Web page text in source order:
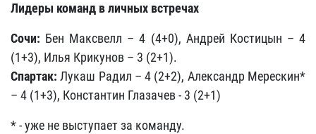
Лидеры команд в личных встречах
Сочи: Бен Максвелл – 4 (4+0), Андрей Костицын – 4
(1+3), Илья Крикунов – 3 (2+1).
Спартак: Лукаш Радил – 4 (2+2), Александр Мерескин*
– 4 (1+3), Константин Глазачев - 3 (2+1)
* - уже не выступает за команду.